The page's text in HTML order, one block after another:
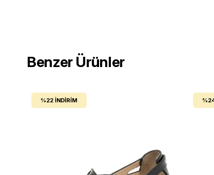
Benzer Ürünler
%22 İNDIRIM